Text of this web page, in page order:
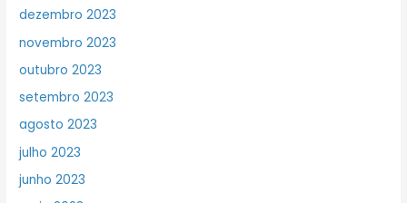
dezembro 2023
novembro 2023
outubro 2023
setembro 2023
agosto 2023
julho 2023
junho 2023